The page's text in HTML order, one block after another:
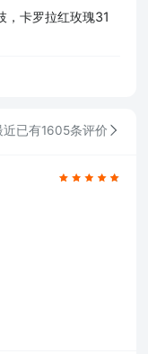
，卡罗拉红玫瑰31
近已有1605条评价